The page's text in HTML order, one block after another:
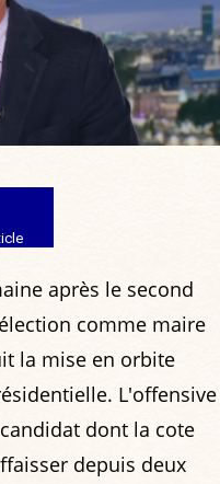
après le second
comme maire
la mise en orbite
L'offensive
dont la cote
depuis deux